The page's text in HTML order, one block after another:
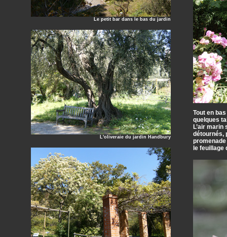
Le petit bar dans le bas du jardin
L'oliveraie du jardin Handbury
Tout en
quelques
L’air
détournés,
le feuillage